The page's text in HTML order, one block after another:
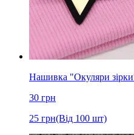
Нашивка "Окуляри
30 грн
25 грн(Від 100 шт)